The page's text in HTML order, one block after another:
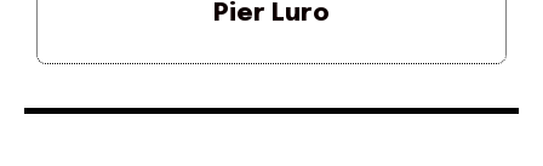
Pier Luro